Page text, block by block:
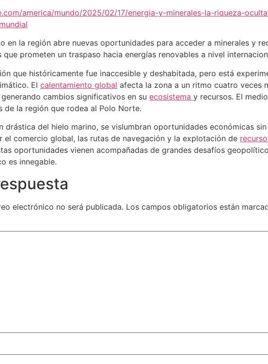
america/mundo/2025/02/17/energia-y-minerales-la-riqueza-
en la región abre nuevas oportunidades para acceder a minerales y
que prometen un traspaso hacia energías renovables a nivel
que históricamente fue inaccesible y deshabitada, pero está
El calentamiento global afecta la zona a un ritmo cuatro veces
cambios significativos en su ecosistema y recursos. El
de la región que rodea al Polo Norte.
drástica del hielo marino, se vislumbran oportunidades económicas
el comercio global, las rutas de navegación y la explotación de
oportunidades vienen acompañadas de grandes desafíos
es innegable.
electrónico no será publicada. Los campos obligatorios están